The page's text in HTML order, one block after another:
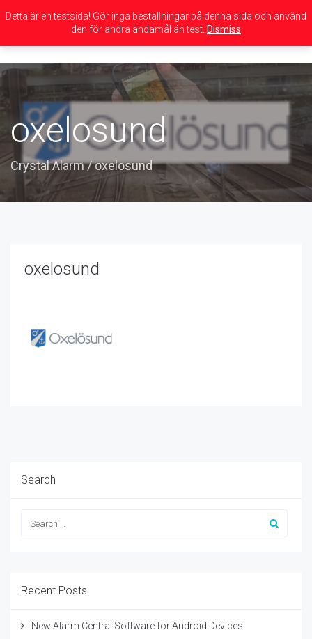
navigation
oxelosund
Crystal Alarm/oxelosund
oxelosund
Search
Recent Posts
New Alarm Central Software for Android Devices
Detta är en testsida! Gör inga beställningar på denna sida och använd
den för andra ändamål än test. Dismiss